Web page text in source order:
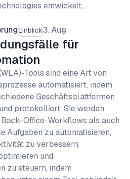
entwickelt…
Einblick3. Aug
für
Tools sind eine Art von
automatisiert, indem
Geschäftsplattformen
protokolliert. Sie werden
Office-Workflows als auch
Aufgaben zu automatisieren,
zu verbessern,
und
zu steuern, indem